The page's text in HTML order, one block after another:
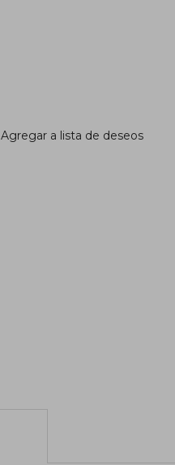
Agregar a lista de deseos